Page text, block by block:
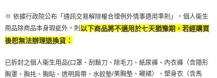
※ 依據行政院公布「通訊交易解除權合理例外情事適用準則」，個人衛生
用品除商品本身瑕疵外，則 以下商品將不適用於七天猶豫期，若經購買
後恕無法辦理退換貨：
已拆封之個人衛生用品(口罩、刮鬍刀、除毛刀、紙尿褲、內衣褲（含隱形
胸罩、胸扥、胸貼、透明肩帶、水餃墊/美胸墊、襯裙）、塑身衣（含馬